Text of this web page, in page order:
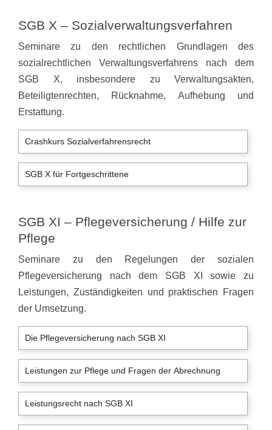
SGB X – Sozialverwaltungsverfahren
Seminare zu den rechtlichen Grundlagen des
sozialrechtlichen Verwaltungsverfahrens nach dem
SGB X, insbesondere zu Verwaltungsakten,
Beteiligtenrechten, Rücknahme, Aufhebung und
Erstattung.
Crashkurs Sozialverfahrensrecht
SGB X für Fortgeschrittene
SGB XI – Pflegeversicherung / Hilfe zur
Pflege
Seminare zu den Regelungen der sozialen
Pflegeversicherung nach dem SGB XI sowie zu
Leistungen, Zuständigkeiten und praktischen Fragen
der Umsetzung.
Die Pflegeversicherung nach SGB XI
Leistungen zur Pflege und Fragen der Abrechnung
Leistungsrecht nach SGB XI